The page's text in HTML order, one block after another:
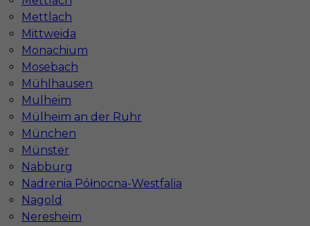
Mettlach
Mittweida
Monachium
Mosebach
Mühlhausen
Mulheim
Mülheim an der Ruhr
München
Münster
Nabburg
Nadrenia Północna-Westfalia
Nagold
Neresheim
InServ © 2014 – 2026 | Wszelkie prawa zastrzeżone
Witryna korzysta z ciasteczek
Ta witryna używa ciasteczek (cookies) do
personalizacji treści i reklam, oferowania funkcji
społecznościowych oraz analizy naszego ruchu
internetowego.